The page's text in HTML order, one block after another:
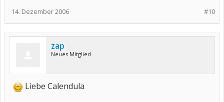
#10
14. Dezember 2006
zap
Neues Mitglied
Liebe Calendula